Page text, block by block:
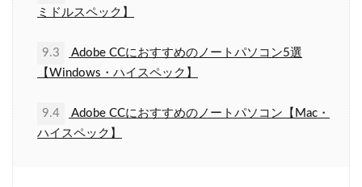
ミドルスペック】
9.3
Adobe CCにおすすめのノートパソコン5選
【Windows・ハイスペック】
9.4
Adobe CCにおすすめのノートパソコン【Mac・
ハイスペック】